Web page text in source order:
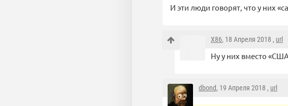
И эти люди говорят, что у них
X86, 18 Апреля 2018 , url
Ну у них вместо
dbond, 19 Апреля 2018 , url